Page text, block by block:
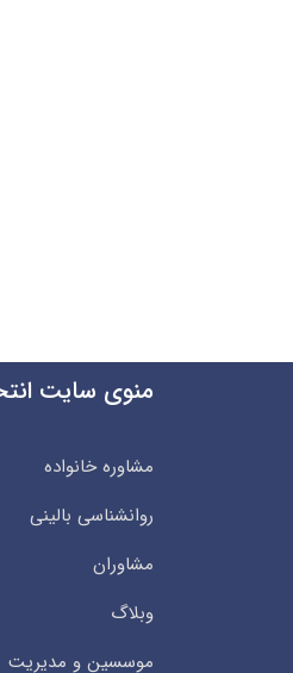
منوی سایت
مشاوره خانواده
روانشناسی بالینی
مشاوران
وبلاگ
موسسین و مدیریت